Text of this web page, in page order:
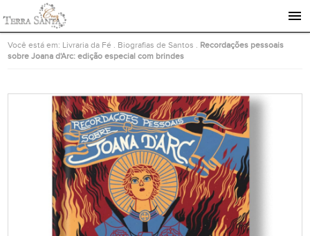
Ir para a página inicial
Você está em: Livraria da Fé Biografias de Santos
Recordações pessoais
sobre Joana d'Arc: edição especial com brindes